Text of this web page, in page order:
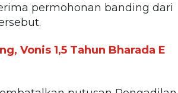
permohonan banding dari
Vonis 1,5 Tahun Bharada E